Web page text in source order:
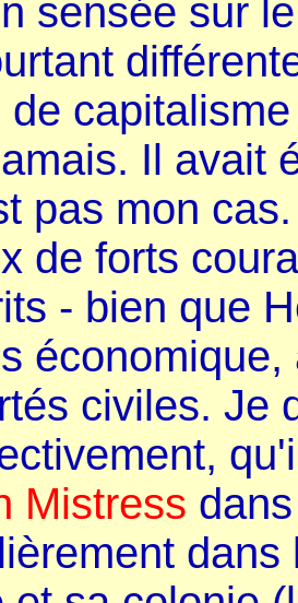
sensée sur
de
Il avait
pas mon
de forts
- bien que
civiles. Je
Mistress dans